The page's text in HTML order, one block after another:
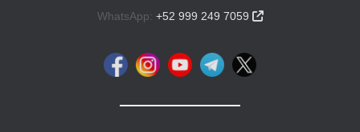
WhatsApp: +52 999 249 7059 